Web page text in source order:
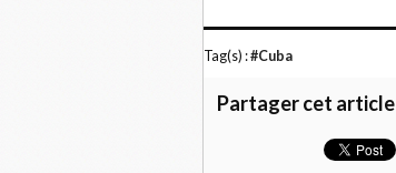
Tag(s) :#Cuba
Partager cet article